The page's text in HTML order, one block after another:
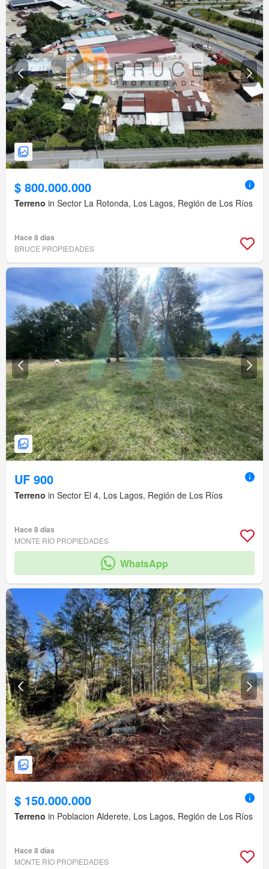
$ 800.000.000
Terreno in Sector La Rotonda, Los Lagos, Región de Los Ríos
Hace 8 días
BRUCE PROPIEDADES
UF 900
Terreno in Sector El 4, Los Lagos, Región de Los Ríos
Hace 8 días
MONTE RÍO PROPIEDADES
WhatsApp
$ 150.000.000
Terreno in Poblacion Alderete, Los Lagos, Región de Los Ríos
Hace 8 días
MONTE RÍO PROPIEDADES